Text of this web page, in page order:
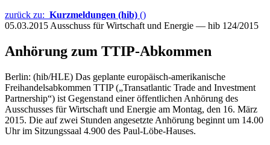
zurück zu: Kurzmeldungen (hib) ()
05.03.2015 Ausschuss für Wirtschaft und Energie — hib 124/2015
Anhörung zum TTIP-Abkommen
Berlin: (hib/HLE) Das geplante europäisch-amerikanische
Freihandelsabkommen TTIP („Transatlantic Trade and Investment
Partnership“) ist Gegenstand einer öffentlichen Anhörung des
Ausschusses für Wirtschaft und Energie am Montag, den 16. März
2015. Die auf zwei Stunden angesetzte Anhörung beginnt um 14.00
Uhr im Sitzungssaal 4.900 des Paul-Löbe-Hauses.